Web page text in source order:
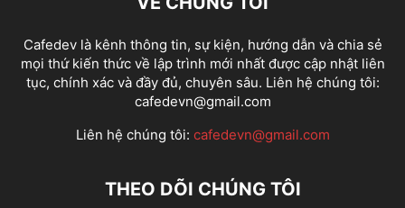
Cafedev là kênh thông tin, sự kiện, hướng dẫn và chia sẻ
mọi thứ kiến thức về lập trình mới nhất được cập nhật liên
tục, chính xác và đầy đủ, chuyên sâu. Liên hệ chúng tôi:
cafedevn@gmail.com
Liên hệ chúng tôi: cafedevn@gmail.com
THEO DÕI CHÚNG TÔI